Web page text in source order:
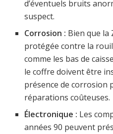
d’éventuels bruits
suspect.
Corrosion : Bien que la
protégée contre la
comme les bas de
le coffre doivent être
présence de corrosion
réparations coûteuses.
Électronique : Les
années 90 peuvent